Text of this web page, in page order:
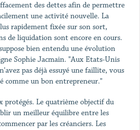
des dettes afin de permettre
une activité nouvelle. La
rapidement fixée sur son sort,
de liquidation sont encore en cours.
bien entendu une évolution
Sophie Jacmain. "Aux Etats-Unis
pas déjà essuyé une faillite, vous
comme un bon entrepreneur."
protégés. Le quatrième objectif du
un meilleur équilibre entre les
par les créanciers. Les